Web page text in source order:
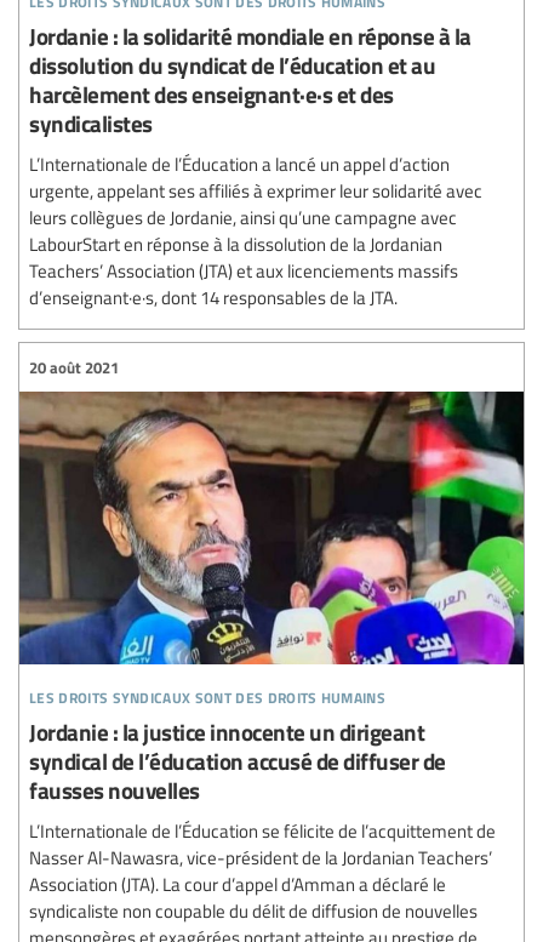
Jordanie : la solidarité mondiale en réponse à la
dissolution du syndicat de l’éducation et au
harcèlement des enseignant·e·s et des
syndicalistes
L’Internationale de l’Éducation a lancé un appel d’action
urgente, appelant ses affiliés à exprimer leur solidarité avec
leurs collègues de Jordanie, ainsi qu’une campagne avec
LabourStart en réponse à la dissolution de la Jordanian
Teachers’ Association (JTA) et aux licenciements massifs
d’enseignant·e·s, dont 14 responsables de la JTA.
les droits syndicaux sont des droits humains
20 août 2021
Jordanie : la justice innocente un dirigeant
syndical de l’éducation accusé de diffuser de
fausses nouvelles
L’Internationale de l’Éducation se félicite de l’acquittement de
Nasser Al-Nawasra, vice-président de la Jordanian Teachers’
Association (JTA). La cour d’appel d’Amman a déclaré le
syndicaliste non coupable du délit de diffusion de nouvelles